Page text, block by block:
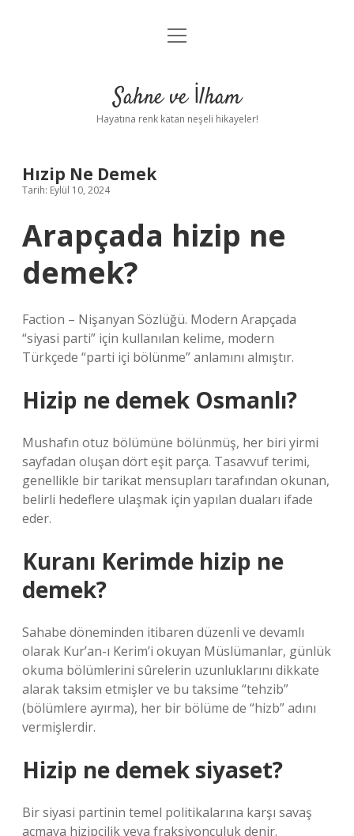
Anasayfa
Yasal Uyarı
menüyü
Sahne ve İlham
Hayatına renk katan neşeli hikayeler!
Hızip Ne Demek
Tarih: Eylül 10, 2024
Arapçada hizip ne
demek?
Faction – Nişanyan Sözlüğü. Modern Arapçada
“siyasi parti” için kullanılan kelime, modern
Türkçede “parti içi bölünme” anlamını almıştır.
Hizip ne demek Osmanlı?
Mushafın otuz bölümüne bölünmüş, her biri yirmi
sayfadan oluşan dört eşit parça. Tasavvuf terimi,
genellikle bir tarikat mensupları tarafından okunan,
belirli hedeflere ulaşmak için yapılan duaları ifade
eder.
Kuranı Kerimde hizip ne
demek?
Sahabe döneminden itibaren düzenli ve devamlı
olarak Kur’an-ı Kerim’i okuyan Müslümanlar, günlük
okuma bölümlerini sûrelerin uzunluklarını dikkate
alarak taksim etmişler ve bu taksime “tehzib”
(bölümlere ayırma), her bir bölüme de “hizb” adını
vermişlerdir.
Hizip ne demek siyaset?
Bir siyasi partinin temel politikalarına karşı savaş
açmaya hizipçilik veya fraksiyonculuk denir.